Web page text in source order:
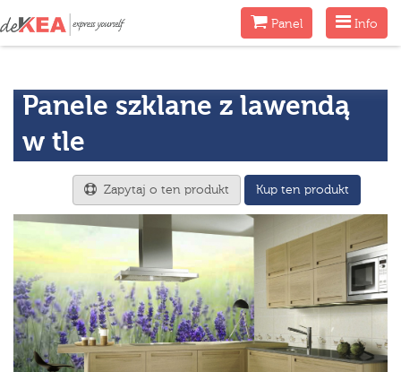
Menu
Info
MenuPanel
Panele szklane z lawendą
w tle
Zapytaj o ten produkt Kup ten produkt